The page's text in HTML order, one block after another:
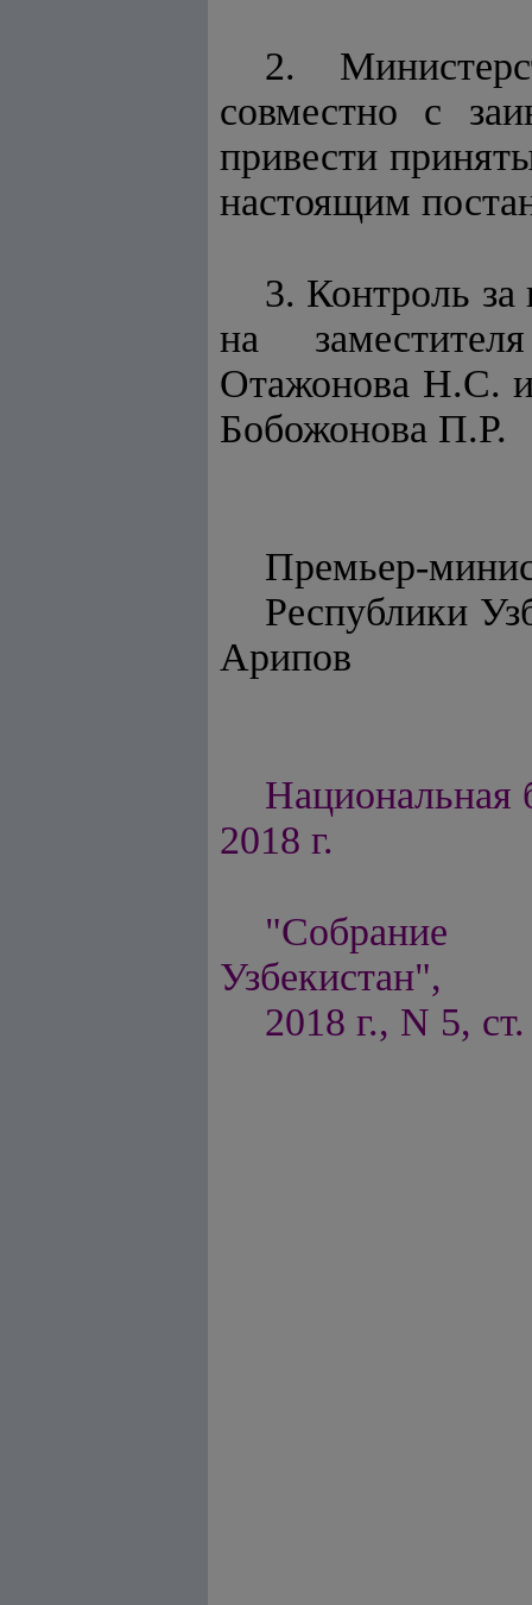
2.
совместно с
привести
настоящим
3. Контроль за
на
Отажонова Н.С. и
Бобожонова П.Р.
Премьер-
Арипов
Национальная
2018 г.
"Собрание
Узбекистан",
2018 г., N 5,